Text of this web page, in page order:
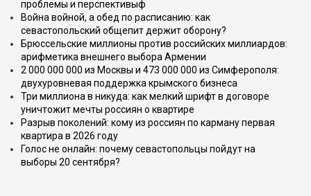
проблемы и перспективыф
Война войной, а обед по расписанию: как
севастопольский общепит держит оборону?
Брюссельские миллионы против российских миллиардов:
арифметика внешнего выбора Армении
2 000 000 000 из Москвы и 473 000 000 из Симферополя:
двухуровневая поддержка крымского бизнеса
Три миллиона в никуда: как мелкий шрифт в договоре
уничтожит мечты россиян о квартире
Разрыв поколений: кому из россиян по карману первая
квартира в 2026 году
Голос не онлайн: почему севастопольцы пойдут на
выборы 20 сентября?